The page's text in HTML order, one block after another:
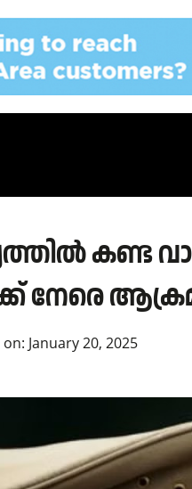
കണ്ട
നേരെ
January 20, 2025